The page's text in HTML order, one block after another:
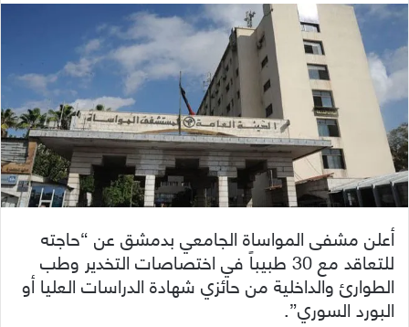
أعلن مشفى المواساة الجامعي بدمشق عن “حاجته
للتعاقد مع 30 طبيباً في اختصاصات التخدير وطب
الطوارئ والداخلية من حائزي شهادة الدراسات العليا أو
البورد السوري”.